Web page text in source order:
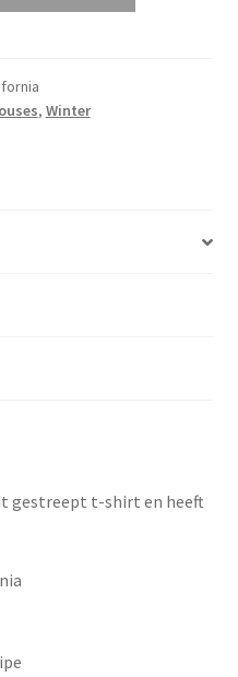
, Winter
gestreept t-shirt en heeft